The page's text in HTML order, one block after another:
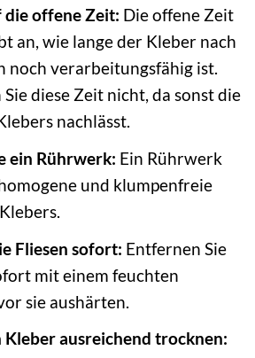
die offene Zeit: Die offene Zeit
an, wie lange der Kleber nach
noch verarbeitungsfähig ist.
diese Zeit nicht, da sonst die
nachlässt.
ein Rührwerk: Ein Rührwerk
und klumpenfreie
Fliesen sofort: Entfernen Sie
mit einem feuchten
sie aushärten.
Kleber ausreichend trocknen: